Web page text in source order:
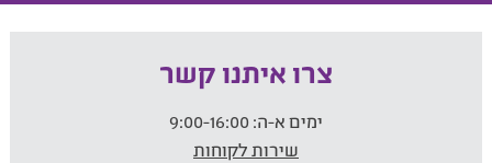
צרו איתנו קשר
ימים א-ה:
שירות לקוחות